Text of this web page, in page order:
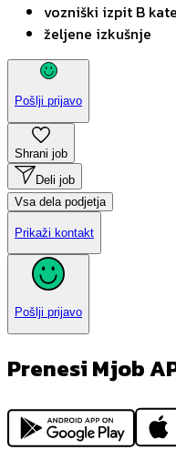
vozniški izpit B
željene izkušnje
Pošlji prijavo
Shrani job
Deli job
Vsa dela podjetja
Prikaži kontakt
Pošlji prijavo
Prenesi Mjob